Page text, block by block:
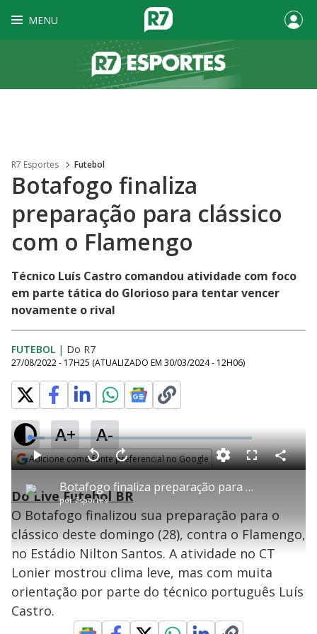
MENU
R7 Esportes Futebol
Botafogo finaliza
preparação para clássico
com o Flamengo
Técnico Luís Castro comandou atividade com foco
em parte tática do Glorioso para tentar vencer
novamente o rival
FUTEBOL | Do R7
27/08/2022 - 17H25 (ATUALIZADO EM 30/03/2024 - 12H06)
A+ A-
Adicione como fonte preferencial no Google
Opens in new window P
l
a
y
Botafogo finaliza preparação para clássico com o Flamengo
porEsportes
P V
t
a
r
0
e
g
n
d
s
A
a
n
ç
a
1
s
e
d
s
L
o
a
d
e
.
7
6
%
F
l
e
n
C
o
a
Do Live Futebol BR
O Botafogo finalizou sua preparação para o
clássico deste domingo (28), contra o Flamengo,
no Estádio Nilton Santos. A atividade no CT
Lonier mostrou clima leve, mas com muita
orientação por parte do técnico português Luís
Castro.